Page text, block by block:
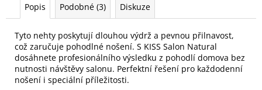
Popis Podobné (3) Diskuze
Tyto nehty poskytují dlouhou výdrž a pevnou přilnavost,
což zaručuje pohodlné nošení. S KISS Salon Natural
dosáhnete profesionálního výsledku z pohodlí domova bez
nutnosti návštěvy salonu. Perfektní řešení pro každodenní
nošení i speciální příležitosti.